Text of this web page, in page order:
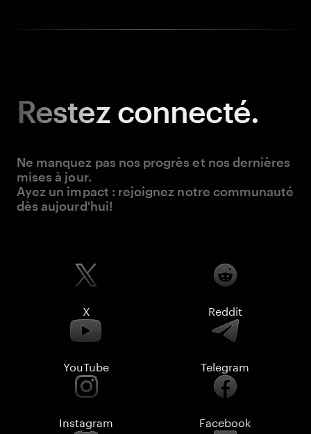
Restezconnecté.
Ne manquez pas nos progrès et nos dernières
mises à jour.
Ayez un impact : rejoignez notre communauté
dès aujourd'hui!
X Reddit
YouTube Telegram
Instagram Facebook